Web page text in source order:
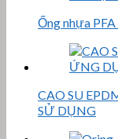
Ống nhựa
CAO SU
SỬ DỤNG